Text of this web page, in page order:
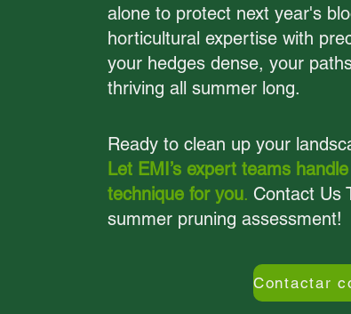
alone to protect next year's
horticultural expertise with
your hedges dense, your
thriving all summer long.
Ready to clean up your
Let EMI’s expert teams
technique for you. Contact Us
summer pruning assessment!